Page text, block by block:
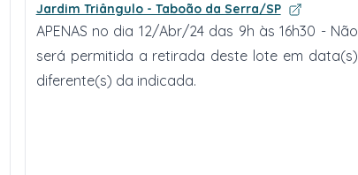
Jardim Triângulo - Taboão da Serra/SP
APENAS no dia 12/Abr/24 das 9h às 16h30 - Não
será permitida a retirada deste lote em data(s)
diferente(s) da indicada.